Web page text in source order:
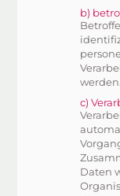
b)
werden.
c)
Daten